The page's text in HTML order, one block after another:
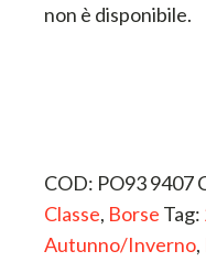
non è disponibile.
COD: PO93 9407
Classe, Borse Tag:
Autunno/Inverno,